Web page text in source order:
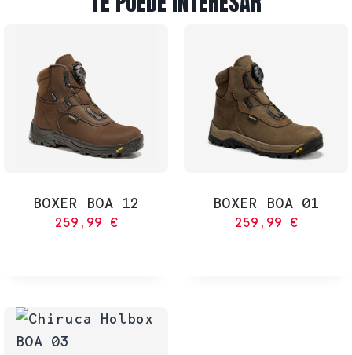
BOXER BOA 12
259,99 €
BOXER BOA 01
259,99 €